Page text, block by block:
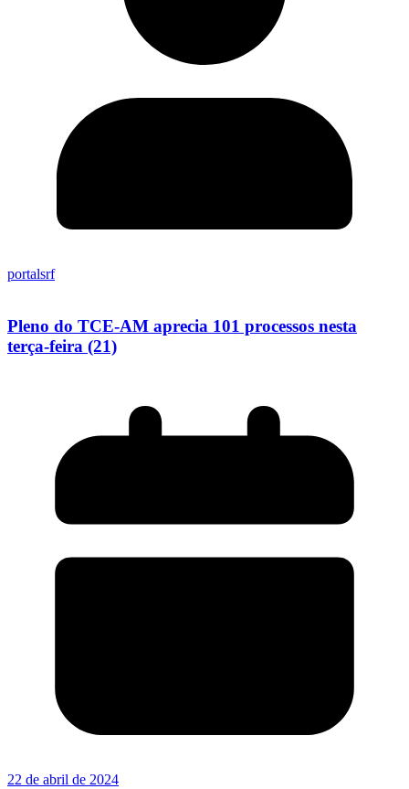
portalsrf
Pleno do TCE-AM aprecia 101 processos nesta
terça-feira (21)
22 de abril de 2024